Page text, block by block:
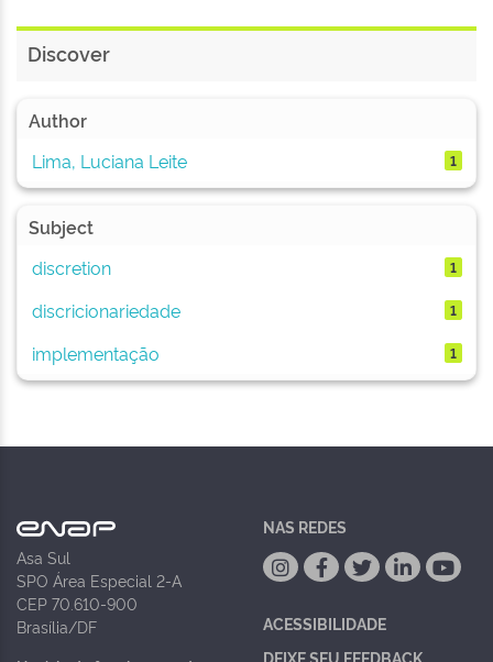
Discover
Author
Lima, Luciana Leite
1
Subject
discretion
1
discricionariedade 1
implementação 1
Asa Sul
SPO Área Especial 2-A
CEP 70.610-900
Brasília/DF
NAS REDES
ACESSIBILIDADE
DEIXE SEU FEEDBACK